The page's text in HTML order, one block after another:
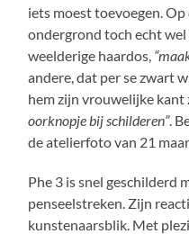
iets moest toevoegen.
ondergrond toch echt
weelderige haardos,
andere, dat per se zwart
hem zijn vrouwelijke kant
oorknopje bij schilderen”.
de atelierfoto van 21
Phe 3 is snel geschilderd
penseelstreken. Zijn
kunstenaarsblik. Met